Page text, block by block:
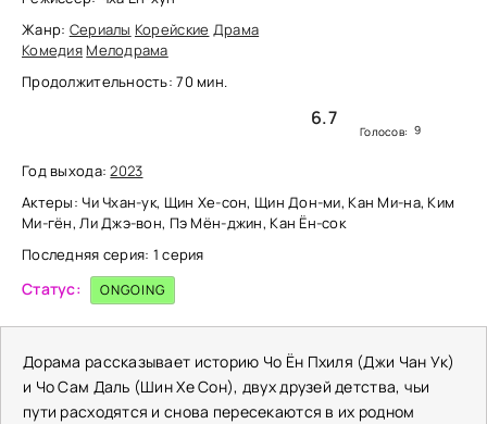
Жанр: Сериалы Корейские Драма
Комедия Мелодрама
Продолжительность: 70 мин.
6.7
Голосов: 9
Год выхода:2023
Актеры: Чи Чхан-ук, Щин Хе-сон, Щин Дон-ми, Кан Ми-на, Ким
Ми-гён, Ли Джэ-вон, Пэ Мён-джин, Кан Ён-сок
Последняя серия: 1 серия
Статус: ONGOING
Дорама рассказывает историю Чо Ён Пхиля (Джи Чан Ук)
и Чо Сам Даль (Шин Хе Сон), двух друзей детства, чьи
пути расходятся и снова пересекаются в их родном